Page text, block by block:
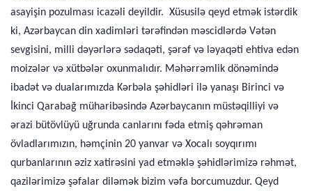
asayişin pozulması icazəli deyildir. Xüsusilə qeyd etmək istərdik
ki, Azərbaycan din xadimləri tərəfindən məscidlərdə Vətən
sevgisini, milli dəyərlərə sədaqəti, şərəf və ləyaqəti ehtiva edən
moizələr və xütbələr oxunmalıdır. Məhərrəmlik dönəmində
ibadət və dualarımızda Kərbəla şəhidləri ilə yanaşı Birinci və
İkinci Qarabağ müharibəsində Azərbaycanın müstəqilliyi və
ərazi bütövlüyü uğrunda canlarını fəda etmiş qəhrəman
övladlarımızın, həmçinin 20 yanvar və Xocalı soyqırımı
qurbanlarının əziz xatirəsini yad etməklə şəhidlərimizə rəhmət,
qazilərimizə şəfalar diləmək bizim vəfa borcumuzdur. Qeyd